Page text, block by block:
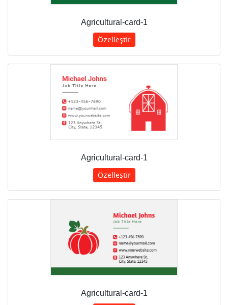
Agricultural-card-1
Özelleştir
Agricultural-card-1
Özelleştir
Agricultural-card-1